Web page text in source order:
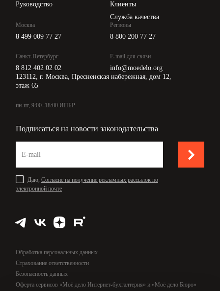
Руководство
Клиенты
Служба качества
Москва
8 499 009 77 27
Санкт-Петербург
8 812 402 02 02
Регионы
8 800 200 77 27
E-mail для связи
info@moedelo.org
123112, г. Москва, Пресненская набережная, дом 12,
этаж 65
пн-пт, 9:00–18:00 ИПБР
Подписаться на новости законодательства
Даю, Согласие на получение рекламных рассылок по
электронной почте
Обработка персональных данных
Страхование ответственности
Безопасность данных
Оферта сервисов «Моё дело Интернет-бухгалтерия» и «Моё дело Бюро»